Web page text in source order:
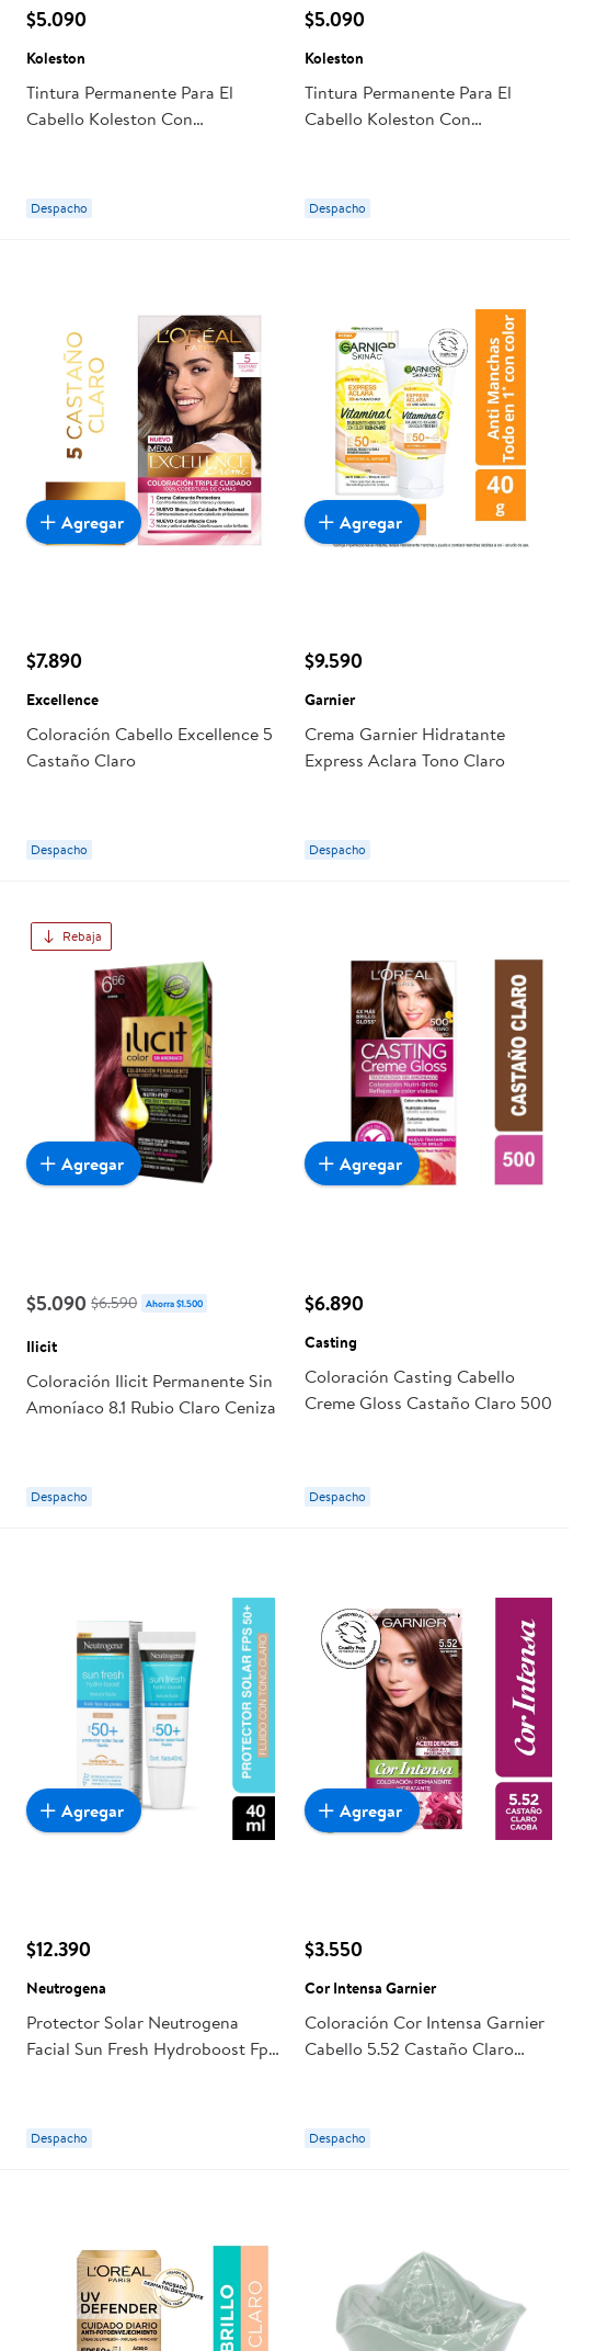
$5.090
Koleston
Tintura Permanente Para El
Cabello Koleston Con
Despacho
$5.090
Koleston
Tintura Permanente Para El
Cabello Koleston Con
Despacho
$7.890
Excellence
Coloración Cabello Excellence 5
Castaño Claro
Despacho
Agregar
$9.590
Garnier
Crema Garnier Hidratante
Express Aclara Tono Claro
Despacho
Agregar
Rebaja
$5.090 $6.590 Ahorra $1.500
Ilicit
Coloración Ilicit Permanente Sin
Amoníaco 8.1 Rubio Claro Ceniza
Despacho
Agregar
$6.890
Casting
Coloración Casting Cabello
Creme Gloss Castaño Claro 500
Despacho
Agregar
$12.390
Neutrogena
Protector Solar Neutrogena
Facial Sun Fresh Hydroboost Fps
Despacho
Agregar
$3.550
Cor Intensa Garnier
Coloración Cor Intensa Garnier
Cabello 5.52 Castaño Claro
Despacho
Agregar